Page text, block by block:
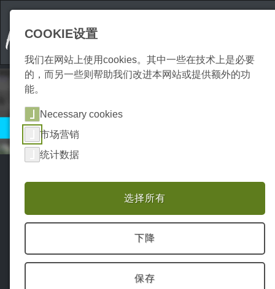
哈茨斯波茨服务
财务
财务
财务
健康
COOKIE设置
我们在网站上使用cookies。其中一些在技术上是必要
的，而另一些则帮助我们改进本网站或提供额外的功
能。
Necessary cookies
市场营销
统计数据
选择所有
下降
保存